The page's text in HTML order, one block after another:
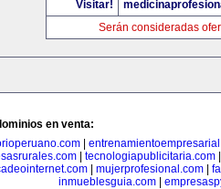
Visitar!
Serán consideradas
en venta:
|
| tecnologiapublicitaria.com
mujerprofesional.com
inmueblesguia.com